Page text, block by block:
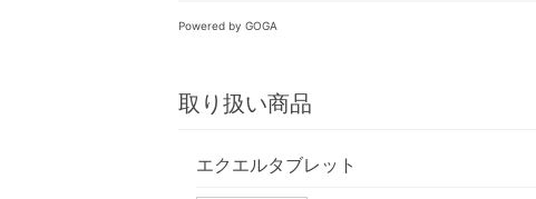
Powered by GOGA
取り扱い商品
エクエルタブレット